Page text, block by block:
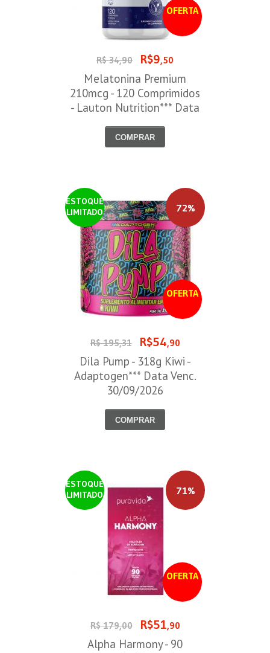
OFERTA
R$ 34,90 R$9,50
Melatonina Premium
210mcg - 120 Comprimidos
- Lauton Nutrition*** Data
COMPRAR
ESTOQUE
LIMITADO
OFERTA
72%
R$ 195,31 R$54,90
Dila Pump - 318g Kiwi -
Adaptogen*** Data Venc.
30/09/2026
COMPRAR
ESTOQUE
LIMITADO
OFERTA
71%
R$ 179,00 R$51,90
Alpha Harmony - 90